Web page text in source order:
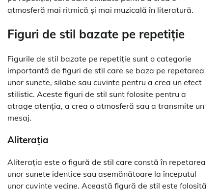
atmosferă mai ritmică și mai muzicală în literatură.
Figuri de stil bazate pe repetiție
Figurile de stil bazate pe repetiție sunt o categorie
importantă de figuri de stil care se baza pe repetarea
unor sunete, silabe sau cuvinte pentru a crea un efect
stilistic. Aceste figuri de stil sunt folosite pentru a
atrage atenția, a crea o atmosferă sau a transmite un
mesaj.
Aliterația
Aliterația este o figură de stil care constă în repetarea
unor sunete identice sau asemănătoare la începutul
unor cuvinte vecine. Această figură de stil este folosită